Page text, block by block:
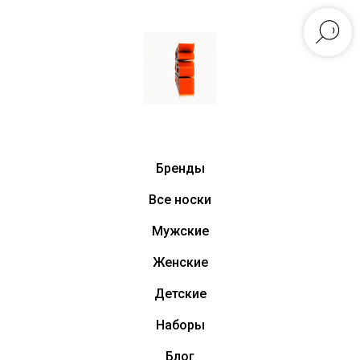
Бренды
Все носки
Мужские
Женские
Детские
Наборы
Блог